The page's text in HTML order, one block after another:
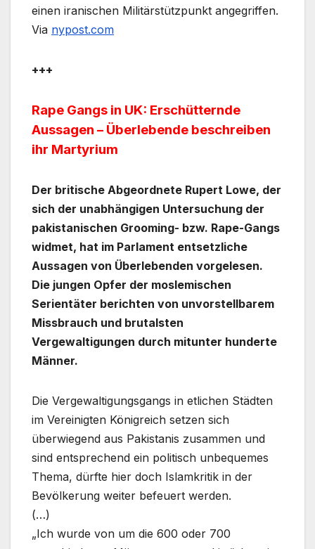
einen iranischen Militärstützpunkt angegriffen.
Via nypost.com
+++
Rape Gangs in UK: Erschütternde
Aussagen – Überlebende beschreiben
ihr Martyrium
Der britische Abgeordnete Rupert Lowe, der
sich der unabhängigen Untersuchung der
pakistanischen Grooming- bzw. Rape-Gangs
widmet, hat im Parlament entsetzliche
Aussagen von Überlebenden vorgelesen.
Die jungen Opfer der moslemischen
Serientäter berichten von unvorstellbarem
Missbrauch und brutalsten
Vergewaltigungen durch mitunter hunderte
Männer.
Die Vergewaltigungsgangs in etlichen Städten
im Vereinigten Königreich setzen sich
überwiegend aus Pakistanis zusammen und
sind entsprechend ein politisch unbequemes
Thema, dürfte hier doch Islamkritik in der
Bevölkerung weiter befeuert werden.
(…)
„Ich wurde von um die 600 oder 700